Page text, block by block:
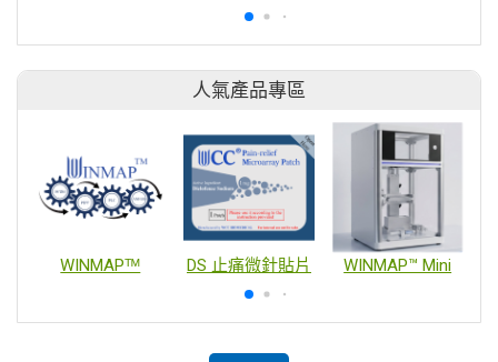
人氣產品專區
WINMAPᵀᴹ DS 止痛微針貼片 WINMAP™ Mini